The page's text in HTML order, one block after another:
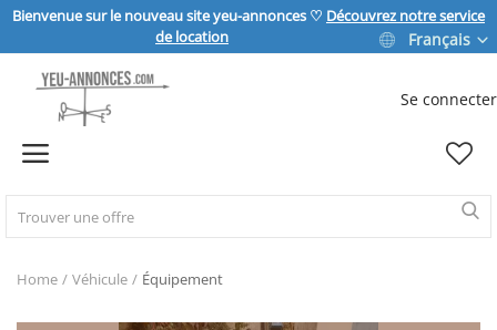
Bienvenue sur le nouveau site yeu-annonces ♡ Découvrez notre service
de location
Français
Se connecter
Home
IMMOBILIER
Home Véhicule Équipement